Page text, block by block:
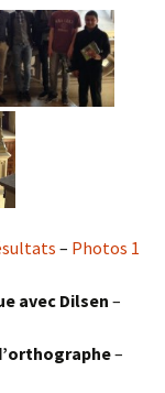
– Photos 1
avec Dilsen –
–